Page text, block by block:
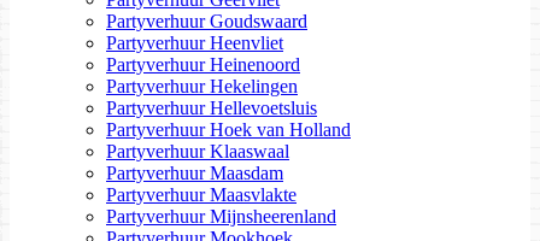
Partyverhuur Goudswaard
Partyverhuur Heenvliet
Partyverhuur Heinenoord
Partyverhuur Hekelingen
Partyverhuur Hellevoetsluis
Partyverhuur Hoek van Holland
Partyverhuur Klaaswaal
Partyverhuur Maasdam
Partyverhuur Maasvlakte
Partyverhuur Mijnsheerenland